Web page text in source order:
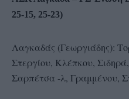
25-15, 25-23)
Λαγκαδάς (Γεωργιάδης):
Στεργίου, Κλέπκου,
Σαρπέτσα -λ, Γραμμένου,